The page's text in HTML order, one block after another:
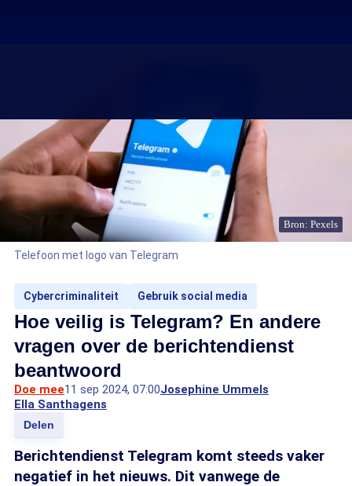
Bron: Pexels
Telefoon met logo van Telegram
Cybercriminaliteit Gebruik social media
Hoe veilig is Telegram? En andere
vragen over de berichtendienst
beantwoord
Doe mee11 sep 2024, 07:00Josephine Ummels
Ella Santhagens
Delen
Berichtendienst Telegram komt steeds vaker
negatief in het nieuws. Dit vanwege de